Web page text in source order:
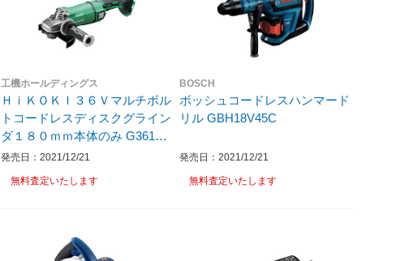
工機ホールディングス
ＨｉＫＯＫＩ３６Ｖマルチボル
トコードレスディスクグライン
ダ１８０ｍｍ本体のみ G3618D
ANN
発売日：2021/12/21
無料査定いたします
BOSCH
ボッシュコードレスハンマード
リル GBH18V45C
発売日：2021/12/21
無料査定いたします